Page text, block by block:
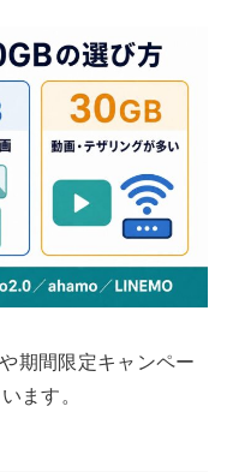
期間限定キャンペー
ます。